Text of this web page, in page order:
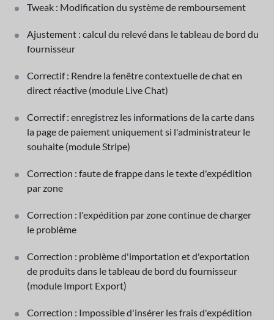
Tweak : Modification du système de remboursement
Ajustement : calcul du relevé dans le tableau de bord du
fournisseur
Correctif : Rendre la fenêtre contextuelle de chat en
direct réactive (module Live Chat)
Correctif : enregistrez les informations de la carte dans
la page de paiement uniquement si l'administrateur le
souhaite (module Stripe)
Correction : faute de frappe dans le texte d'expédition
par zone
Correction : l'expédition par zone continue de charger
le problème
Correction : problème d'importation et d'exportation
de produits dans le tableau de bord du fournisseur
(module Import Export)
Correction : Impossible d'insérer les frais d'expédition